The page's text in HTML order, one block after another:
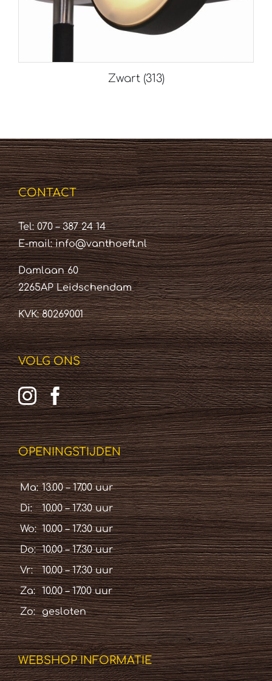
Zwart (313)
CONTACT
Tel: 070 – 387 24 14
E-mail:info@vanthoeft.nl
Damlaan 60
2265AP Leidschendam
KVK: 80269001
VOLG ONS
OPENINGSTIJDEN
Ma: 13.00 – 17.00 uur
Di:
10.00 – 17.30 uur
Wo: 10.00 – 17.30 uur
Do: 10.00 – 17.30 uur
Vr:
10.00 – 17.30 uur
Za:
10.00 – 17.00 uur
Zo:
gesloten
WEBSHOP INFORMATIE